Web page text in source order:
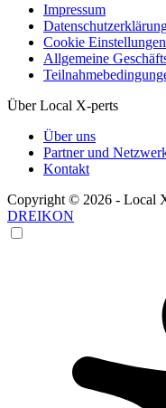
Impressum
Cookie Einstellungen
Allgemeine
Über Local X-perts
Über uns
Partner und
Kontakt
Copyright © 2026 - Local
DREIKON